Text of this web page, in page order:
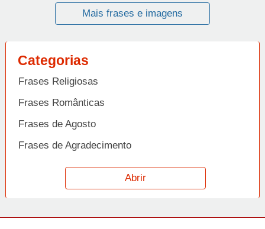
Mais frases e imagens
Categorias
Frases Religiosas
Frases Românticas
Frases de Agosto
Frases de Agradecimento
Frases de Amizade
Frases de Amor
Abrir